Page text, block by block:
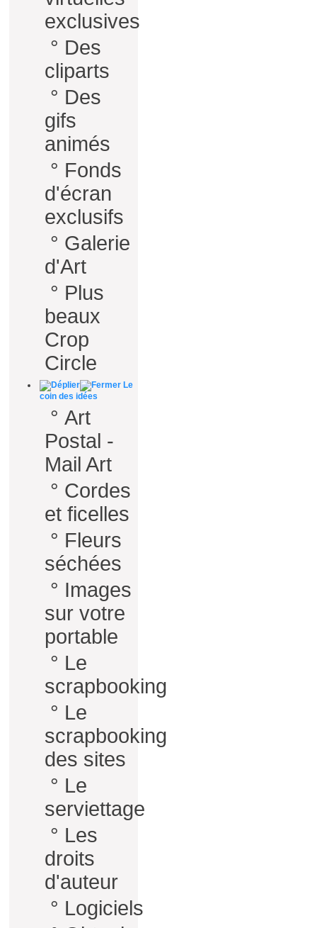
exclusives
° Des
cliparts
° Des
gifs
animés
° Fonds
d'écran
exclusifs
° Galerie
d'Art
° Plus
beaux
Crop
Circle
Le
coin des idées
° Art
Postal -
Mail Art
° Cordes
et ficelles
° Fleurs
séchées
° Images
sur votre
portable
° Le
scrapbooking
° Le
scrapbooking
des sites
° Le
serviettage
° Les
droits
d'auteur
° Logiciels